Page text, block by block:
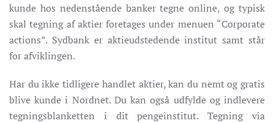
kunde hos nedenstående banker tegne online, og typisk
skal tegning af aktier foretages under menuen “Corporate
actions”. Sydbank er aktieudstedende institut samt står
for afviklingen.
Har du ikke tidligere handlet aktier, kan du nemt og gratis
blive kunde i Nordnet. Du kan også udfylde og indlevere
tegningsblanketten i dit pengeinstitut. Tegning via